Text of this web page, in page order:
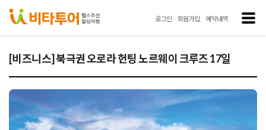
로그인 회원가입 예약내역
[비즈니스] 북극권 오로라 헌팅 노르웨이 크루즈 17일